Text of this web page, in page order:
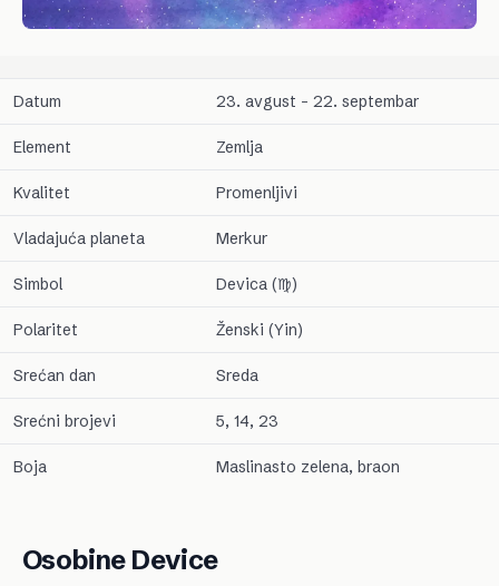
Datum 23. avgust – 22. septembar
Element Zemlja
Kvalitet Promenljivi
Vladajuća planeta Merkur
Simbol Devica (♍)
Polaritet Ženski (Yin)
Srećan dan Sreda
Srećni brojevi 5, 14, 23
Boja Maslinasto zelena, braon
Osobine Device